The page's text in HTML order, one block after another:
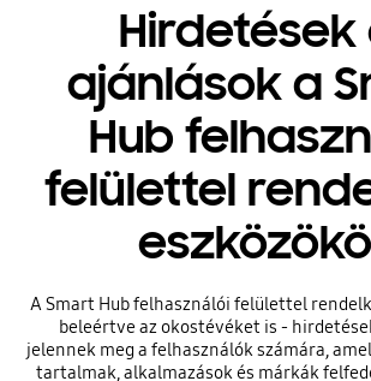
Hirdetések
ajánlások a
Hub
felülettel
A Smart Hub felhasználói felülettel
beleértve az okostévéket is -
jelennek meg a felhasználók számára,
tartalmak, alkalmazások és márkák